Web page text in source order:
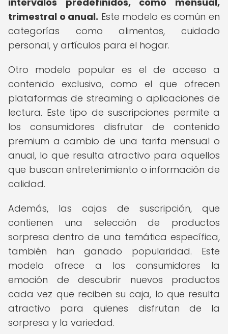
trimestral o anual. Este modelo es común en
categorías como alimentos, cuidado
personal, y artículos para el hogar.
Otro modelo popular es el de acceso a
contenido exclusivo, como el que ofrecen
plataformas de streaming o aplicaciones de
lectura. Este tipo de suscripciones permite a
los consumidores disfrutar de contenido
premium a cambio de una tarifa mensual o
anual, lo que resulta atractivo para aquellos
que buscan entretenimiento o información de
calidad.
Además, las cajas de suscripción, que
contienen una selección de productos
sorpresa dentro de una temática específica,
también han ganado popularidad. Este
modelo ofrece a los consumidores la
emoción de descubrir nuevos productos
cada vez que reciben su caja, lo que resulta
atractivo para quienes disfrutan de la
sorpresa y la variedad.